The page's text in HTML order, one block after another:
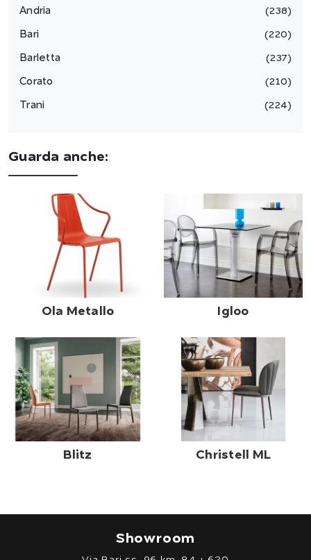
Andria 238
Bari 220
Barletta 237
Corato 210
Trani 224
Guarda anche:
Ola Metallo Igloo
Blitz Christell ML
Showroom